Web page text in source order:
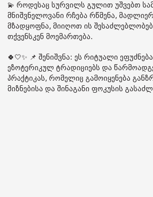
💫 როდესაც სურვილს გულით უშვებთ
მნიშვნელოვანი რჩება რწმენა,
მზადყოფნა, მიიღოთ ის
თქვენსკენ მოემართება.
🍀🤍✨ 📌 შენიშვნა: ეს რიტუალი
ეზოტერიკულ ტრადიციებს და
პრაქტიკას, რომელიც გამოიყენება
მიზნებისა და შინაგანი ფოკუსის